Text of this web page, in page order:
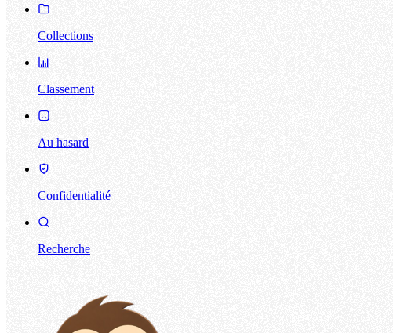
Collections
Classement
Au hasard
Confidentialité
Recherche